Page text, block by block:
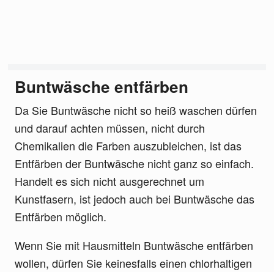
Buntwäsche entfärben
Da Sie Buntwäsche nicht so heiß waschen dürfen
und darauf achten müssen, nicht durch
Chemikalien die Farben auszubleichen, ist das
Entfärben der Buntwäsche nicht ganz so einfach.
Handelt es sich nicht ausgerechnet um
Kunstfasern, ist jedoch auch bei Buntwäsche das
Entfärben möglich.
Wenn Sie mit Hausmitteln Buntwäsche entfärben
wollen, dürfen Sie keinesfalls einen chlorhaltigen